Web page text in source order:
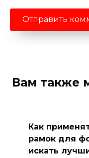
Вам также
Как
рамок для
искать